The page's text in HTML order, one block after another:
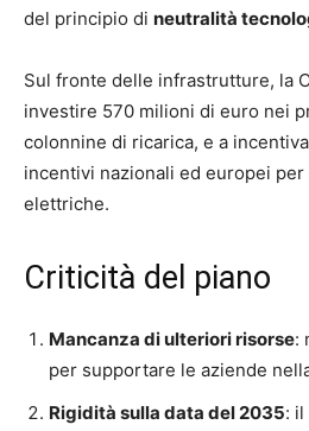
del principio di neutralità
Sul fronte delle infrastrutture, la
investire 570 milioni di euro nei
colonnine di ricarica, e a
incentivi nazionali ed europei per
elettriche.
Criticità del piano
Mancanza di ulteriori risorse:
per supportare le aziende
Rigidità sulla data del 2035: